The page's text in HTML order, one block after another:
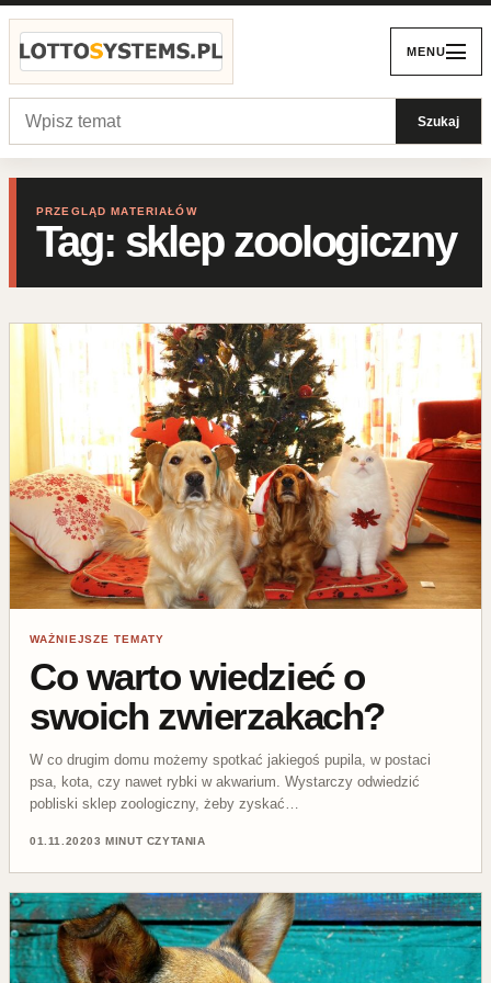
Szukaj:
Szukaj
MENU
PRZEGLĄD MATERIAŁÓW
Tag: sklep zoologiczny
WAŻNIEJSZE TEMATY
Co warto wiedzieć o
swoich zwierzakach?
W co drugim domu możemy spotkać jakiegoś pupila, w postaci
psa, kota, czy nawet rybki w akwarium. Wystarczy odwiedzić
pobliski sklep zoologiczny, żeby zyskać…
01.11.20203 MINUT CZYTANIA